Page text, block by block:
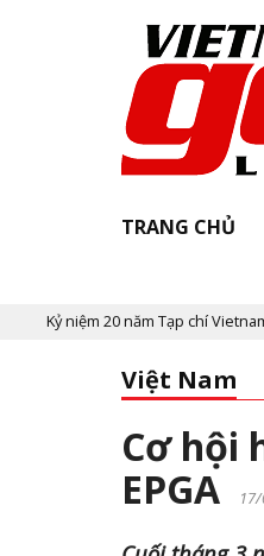
TRANG CHỦ
năm Tạp chí Vietnam Golf &
Việt Nam
Cơ hội
EPGA